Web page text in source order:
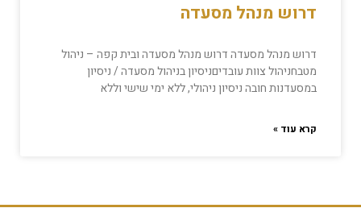
דרוש מנהל מסעדה
דרוש מנהל מסעדה דרוש מנהל מסעדה ובית קפה – ניהול
מטבחניהול צוות עובדיםניסיון בניהול מסעדה / ניסיון
במסעדנות חובה ניסיון ניהולי, ללא ימי שישי וללא
קרא עוד »